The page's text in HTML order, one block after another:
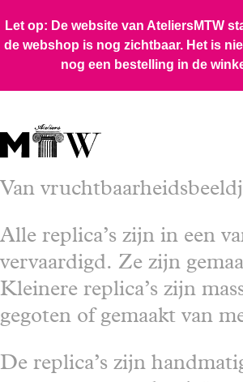
Van
Alle replica’s zijn in een
vervaardigd. Ze zijn
Kleinere replica’s zijn
gegoten of gemaakt van
De replica’s zijn